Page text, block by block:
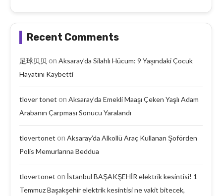
Recent Comments
足球贝贝 on Aksaray’da Silahlı Hücum: 9 Yaşındaki Çocuk
Hayatını Kaybetti
tlover tonet on Aksaray’da Emekli Maaşı Çeken Yaşlı Adam
Arabanın Çarpması Sonucu Yaralandı
tlovertonet on Aksaray’da Alkollü Araç Kullanan Şoförden
Polis Memurlarına Beddua
tlovertonet on İstanbul BAŞAKŞEHİR elektrik kesintisi! 1
Temmuz Başakşehir elektrik kesintisi ne vakit bitecek,